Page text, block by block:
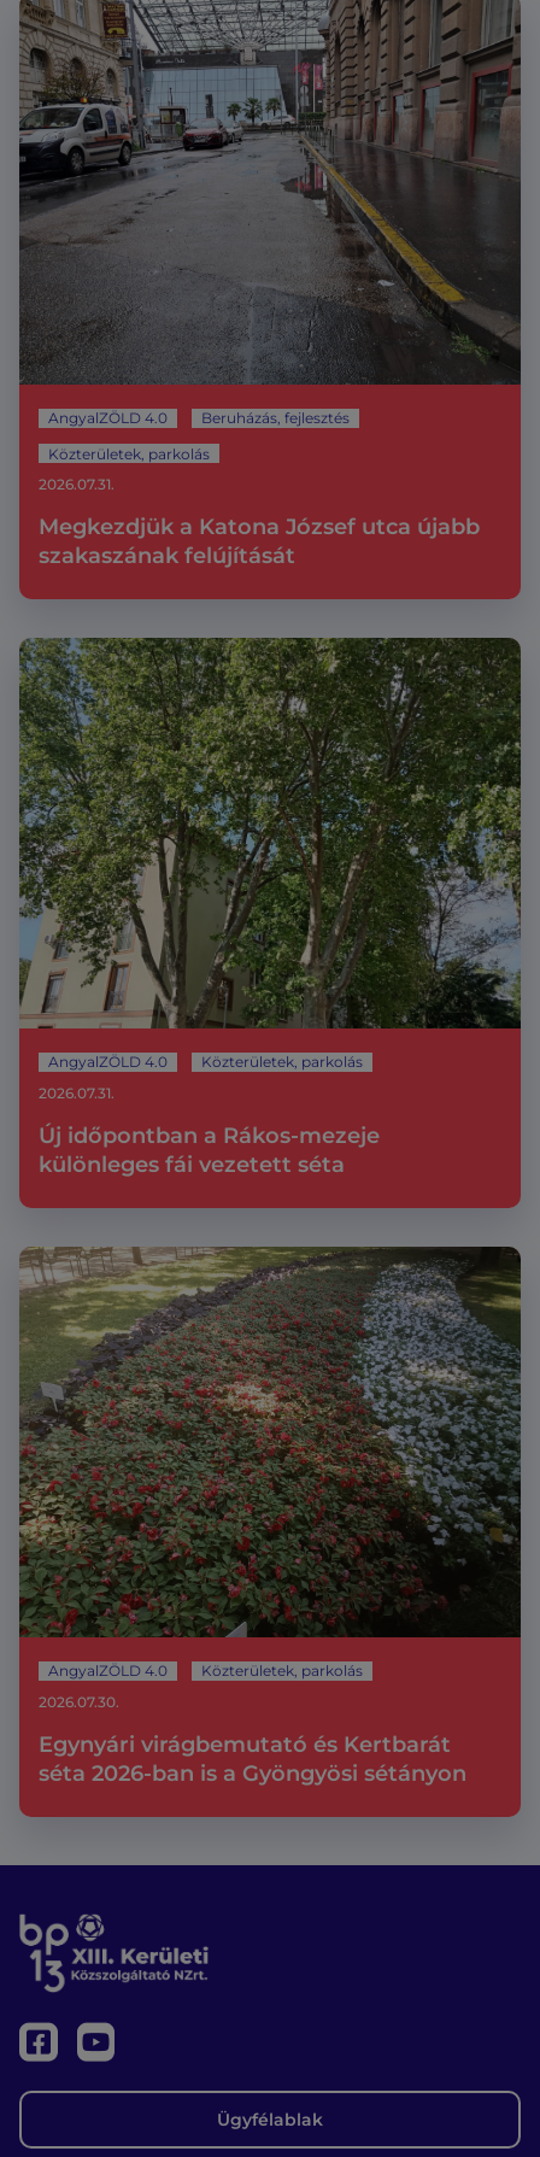
AngyalZÖLD 4.0
Beruházás, fejlesztés
Közterületek, parkolás
Megkezdjük a Katona József utca újabb
szakaszának felújítását
2026.07.31.
AngyalZÖLD 4.0 Közterületek, parkolás
Új időpontban a Rákos-mezeje
különleges fái vezetett séta
2026.07.31.
AngyalZÖLD 4.0 Közterületek, parkolás
Egynyári virágbemutató és Kertbarát
séta 2026-ban is a Gyöngyösi sétányon
2026.07.30.
Ügyfélablak